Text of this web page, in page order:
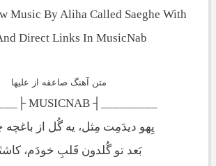
Music By Aliha Called Saeghe With
Direct Links In MusicNab
متن آهنگ صاعقه از علیها
_________┤ MUSICNAB ├_________
یِهو دیدَمِت مِثل، یه گُل از
بَعد تو گُلدون قَلبِ خودَم،